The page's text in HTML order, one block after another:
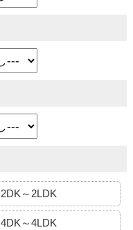
2DK～2LDK
4DK～4LDK